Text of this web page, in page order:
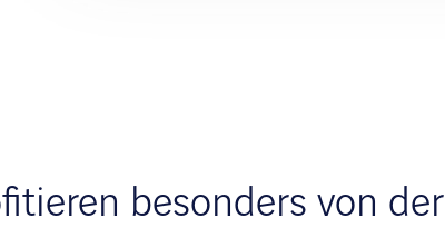
besonders von der